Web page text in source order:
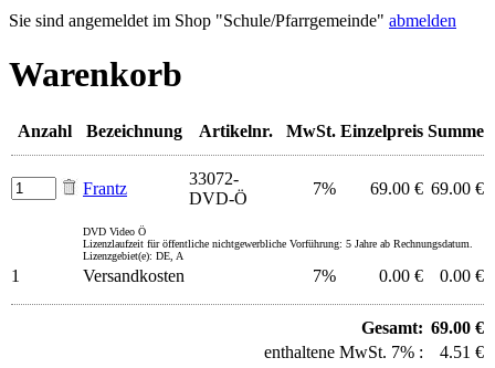
Sie sind angemeldet im Shop "Schule/Pfarrgemeinde" abmelden
Warenkorb
Anzahl Bezeichnung Artikelnr. MwSt. Einzelpreis Summe
Frantz
33072-
DVD-Ö
7% 69.00 € 69.00 €
DVD Video Ö
Lizenzlaufzeit für öffentliche nichtgewerbliche Vorführung: 5 Jahre ab Rechnungsdatum.
Lizenzgebiet(e): DE, A
1 Versandkosten 7% 0.00 € 0.00 €
Gesamt: 69.00 €
enthaltene MwSt. 7% :
4.51 €